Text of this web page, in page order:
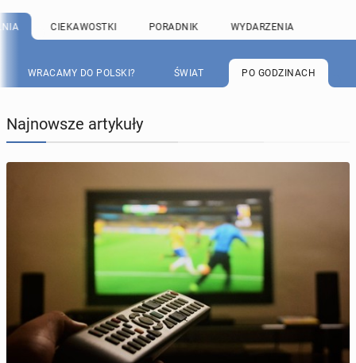
CIEKAWOSTKI PORADNIK WYDARZENIA
WRACAMY DO POLSKI? ŚWIAT PO GODZINACH
Najnowsze artykuły